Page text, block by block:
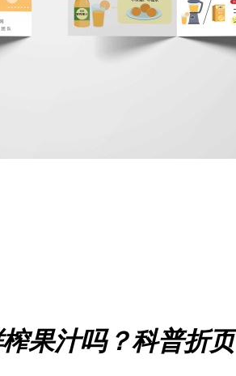
果汁吗？科普折页